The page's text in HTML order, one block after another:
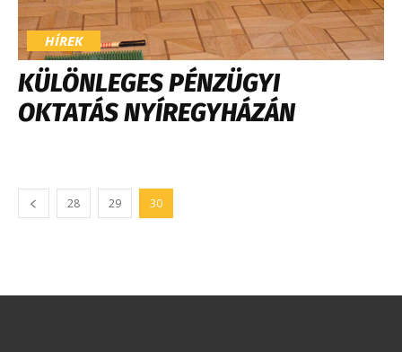
HÍREK
KÜLÖNLEGES PÉNZÜGYI
OKTATÁS NYÍREGYHÁZÁN
28 29 30